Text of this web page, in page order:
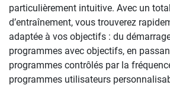
particulièrement intuitive. Avec un
d’entraînement, vous trouverez
adaptée à vos objectifs : du
programmes avec objectifs, en
programmes contrôlés par la
programmes utilisateurs